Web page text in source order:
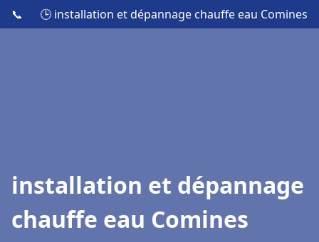
📞 🕒 installation et dépannage chauffe eau Comines
installation et dépannage
chauffe eau Comines